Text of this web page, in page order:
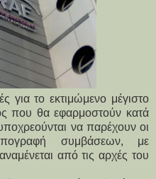
για το εκτιμώμενο μέγιστο
που θα εφαρμοστούν κατά
να παρέχουν οι
συμβάσεων, με
από τις αρχές του